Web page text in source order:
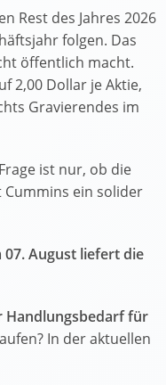
Rest des Jahres 2026
folgen. Das
öffentlich macht.
2,00 Dollar je Aktie,
Gravierendes im
ist nur, ob die
ein solider
07. August liefert die
Handlungsbedarf für
In der aktuellen